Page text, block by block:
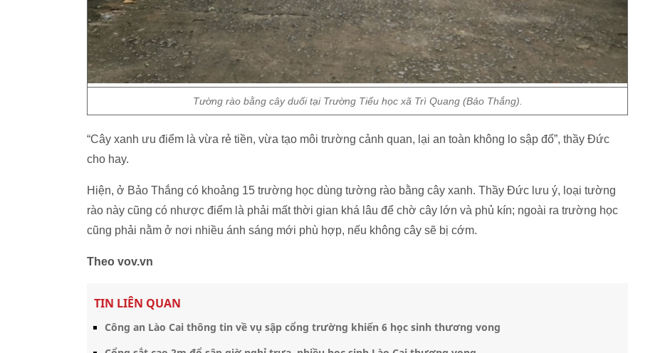
Tường rào bằng cây duối tại Trường Tiểu học xã Trì Quang (Bảo Thắng).
“Cây xanh ưu điểm là vừa rẻ tiền, vừa tạo môi trường cảnh quan, lại an toàn không lo sập đổ”, thầy Đức
cho hay.
Hiện, ở Bảo Thắng có khoảng 15 trường học dùng tường rào bằng cây xanh. Thầy Đức lưu ý, loại tường
rào này cũng có nhược điểm là phải mất thời gian khá lâu để chờ cây lớn và phủ kín; ngoài ra trường học
cũng phải nằm ở nơi nhiều ánh sáng mới phù hợp, nếu không cây sẽ bị cớm.
Theo vov.vn
TIN LIÊN QUAN
Công an Lào Cai thông tin về vụ sập cổng trường khiến 6 học sinh thương vong